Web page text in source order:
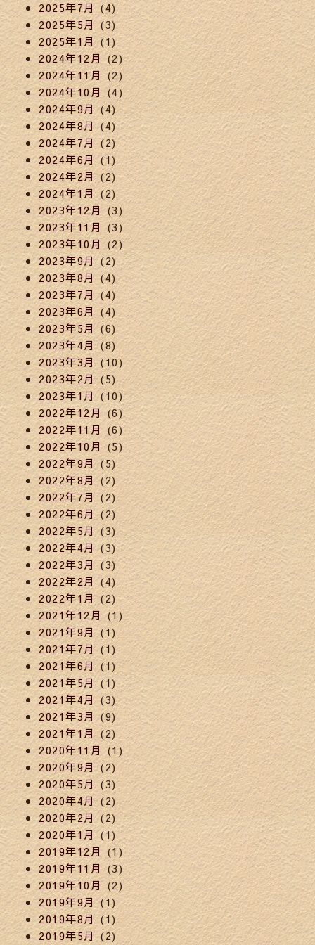
2025年7月 (4)
2025年5月 (3)
2025年1月 (1)
2024年12月 (2)
2024年11月 (2)
2024年10月 (4)
2024年9月 (4)
2024年8月 (4)
2024年7月 (2)
2024年6月 (1)
2024年2月(2)
2024年1月(2)
2023年12月 (3)
2023年11月 (3)
2023年10月 (2)
2023年9月 (2)
2023年8月 (4)
2023年7月 (4)
2023年6月(4)
2023年5月(6)
2023年4月(8)
2023年3月 (10)
2023年2月(5)
2023年1月(10)
2022年12月 (6)
2022年11月 (6)
2022年10月(5)
2022年9月 (5)
2022年8月(2)
2022年7月 (2)
2022年6月 (2)
2022年5月 (3)
2022年4月 (3)
2022年3月 (3)
2022年2月 (4)
2022年1月(2)
2021年12月 (1)
2021年9月(1)
2021年7月(1)
2021年6月 (1)
2021年5月 (1)
2021年4月 (3)
2021年3月 (9)
2021年1月(2)
2020年11月 (1)
2020年9月(2)
2020年5月 (3)
2020年4月(2)
2020年2月(2)
2020年1月 (1)
2019年12月 (1)
2019年11月(3)
2019年10月(2)
2019年9月(1)
2019年8月 (1)
2019年5月 (2)